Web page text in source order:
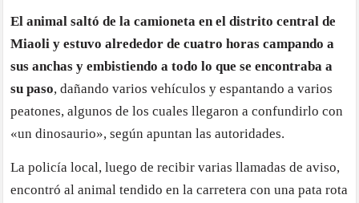
El animal saltó de la camioneta en el distrito central de
Miaoli y estuvo alrededor de cuatro horas campando a
sus anchas y embistiendo a todo lo que se encontraba a
su paso, dañando varios vehículos y espantando a varios
peatones, algunos de los cuales llegaron a confundirlo con
«un dinosaurio», según apuntan las autoridades.
La policía local, luego de recibir varias llamadas de aviso,
encontró al animal tendido en la carretera con una pata rota